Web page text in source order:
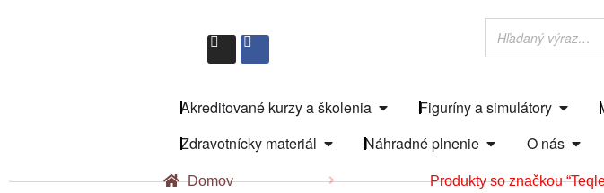
Akreditované kurzy a školenia Figuríny a simulátory
Zdravotnícky materiál
Náhradné plnenie O nás
Domov Produkty so značkou